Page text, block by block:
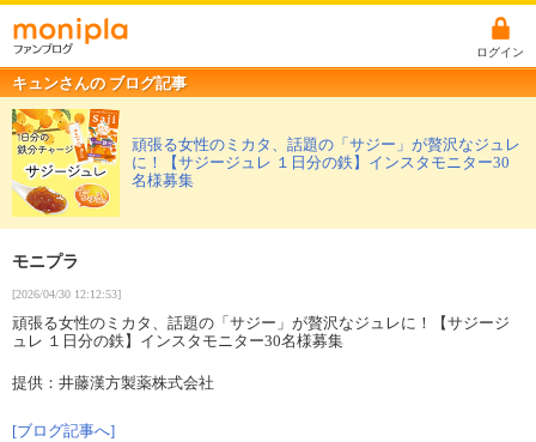
ログイン
キュンさんの ブログ記事
頑張る女性のミカタ、話題の「サジー」が贅沢なジュレ
に！【サジージュレ １日分の鉄】インスタモニター30
名様募集
モニプラ
[2026/04/30 12:12:53]
頑張る女性のミカタ、話題の「サジー」が贅沢なジュレに！【サジージ
ュレ １日分の鉄】インスタモニター30名様募集
提供：井藤漢方製薬株式会社
[ブログ記事へ]